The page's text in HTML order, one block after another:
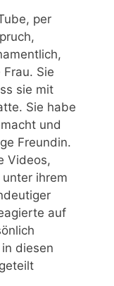
per
Sie
sie mit
Sie habe
und
Freundin.
Videos,
ihrem
auf
diesen